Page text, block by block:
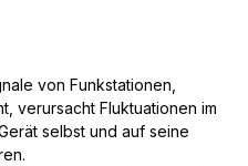
von Funkstationen,
verursacht Fluktuationen im
selbst und auf seine